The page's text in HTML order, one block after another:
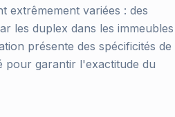
extrêmement variées : des
les duplex dans les immeubles
présente des spécificités de
pour garantir l'exactitude du